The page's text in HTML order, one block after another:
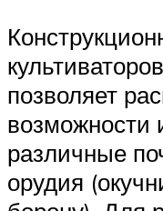
позволяет
возможности
различные
орудия